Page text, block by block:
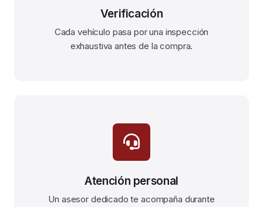
Verificación
Cada vehículo pasa por una inspección
exhaustiva antes de la compra.
Atención personal
Un asesor dedicado te acompaña durante